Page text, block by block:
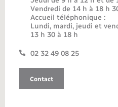
Vendredi de 14 h à 18 h
Accueil téléphonique :
Lundi, mardi, jeudi et
13 h 30 à 18 h
02 32 49 08 25
Contact